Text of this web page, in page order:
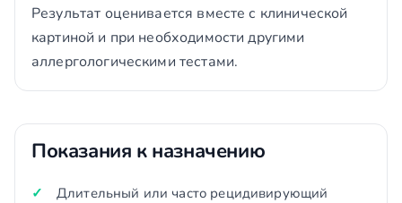
Результат оценивается вместе с клинической
картиной и при необходимости другими
аллергологическими тестами.
Показания к назначению
Длительный или часто рецидивирующий